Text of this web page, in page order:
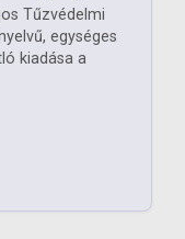
Tűzvédelmi
egységes
kiadása a